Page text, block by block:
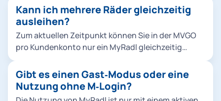
der MVGO sehen Sie eine Bestätigung, sobald die
Miete erfolgreich beendet wurde.
oder E‑Bikes aktuell verfügbar sind.
Kann ich mehrere Räder gleichzeitig
ausleihen?
Zum aktuellen Zeitpunkt können Sie in der MVGO
pro Kundenkonto nur ein MyRadl gleichzeitig
mehrerer Räder möglich zu machen.
Gibt es einen Gast‑Modus oder eine
Nutzung ohne M‑Login?